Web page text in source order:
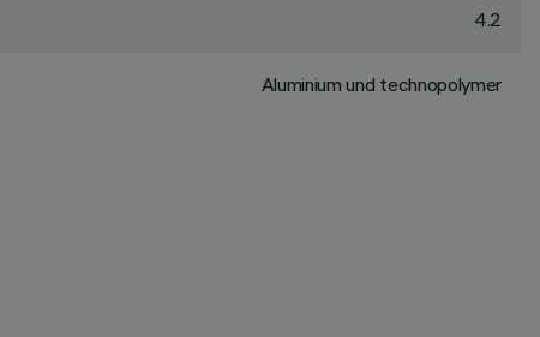
4.2
Aluminium und technopolymer